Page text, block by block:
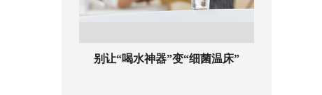
别让“喝水神器”变“细菌温床”